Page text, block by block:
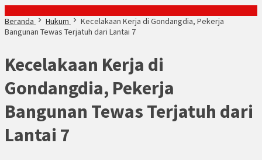
Beranda
Hukum
Kecelakaan Kerja di Gondangdia, Pekerja
Bangunan Tewas Terjatuh dari Lantai 7
Kecelakaan Kerja di
Gondangdia, Pekerja
Bangunan Tewas Terjatuh dari
Lantai 7